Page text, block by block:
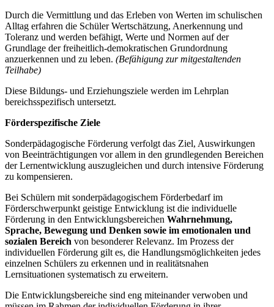
Durch die Vermittlung und das Erleben von Werten im schulischen
Alltag erfahren die Schüler Wertschätzung, Anerkennung und
Toleranz und werden befähigt, Werte und Normen auf der
Grundlage der freiheitlich-demokratischen Grundordnung
anzuerkennen und zu leben. (Befähigung zur mitgestaltenden
Teilhabe)
Diese Bildungs- und Erziehungsziele werden im Lehrplan
bereichsspezifisch untersetzt.
Förderspezifische Ziele
Sonderpädagogische Förderung verfolgt das Ziel, Auswirkungen
von Beeinträchtigungen vor allem in den grundlegenden Bereichen
der Lernentwicklung auszugleichen und durch intensive Förderung
zu kompensieren.
Bei Schülern mit sonderpädagogischem Förderbedarf im
Förderschwerpunkt geistige Entwicklung ist die individuelle
Förderung in den Entwicklungsbereichen Wahrnehmung,
Sprache, Bewegung und Denken sowie im emotionalen und
sozialen Bereich von besonderer Relevanz. Im Prozess der
individuellen Förderung gilt es, die Handlungsmöglichkeiten jedes
einzelnen Schülers zu erkennen und in realitätsnahen
Lernsituationen systematisch zu erweitern.
Die Entwicklungsbereiche sind eng miteinander verwoben und